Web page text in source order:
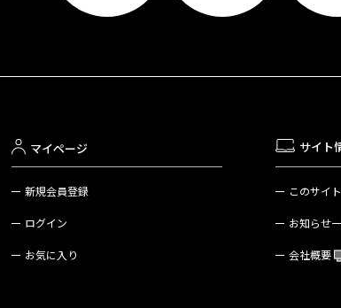
マイページ
新規会員登録
ログイン
お気に入り
サイト
このサイ
お知らせ
会社概要